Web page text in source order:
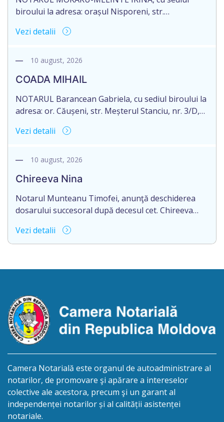
biroului la adresa: orașul Nisporeni, str.
deschiderea procedurii succesorale în urma
01.10.1954, IDNP 2002024016632, decedată la data
certificatului de moștenitor este planificată în
prealabil pentru data 11.11.2026, cu condiția
constatării cu […]
Vezi detalii
10 august, 2026
COADA MIHAIL
NOTARUL Barancean Gabriela, cu sediul biroului la
adresa: or. Căușeni, str. Meșterul Stanciu, nr. 3/D,
în urma decesului cet. COADA MIHAIL, născut la
iunie 2026. Informăm succesibilii, că conform
începând cu 01.04.2026 termenul de opțiune pentru
acceptarea sau renunțarea […]
Vezi detalii
10 august, 2026
Chireeva Nina
Notarul Munteanu Timofei, anunţă deschiderea
dosarului succesoral după decesul cet. Chireeva
2005015046757, decedată la 10.04.2026, cu ultimul
domiciliu în mun Cahul, str. C. Negruzzi nr. 32, ap.
perfectarea drepturilor succesorale cu eliberarea
termen de 12 luni, din […]
Vezi detalii
Camera Notarială este organul de autoadministrare al
notarilor, de promovare şi apărare a intereselor
colective ale acestora, precum şi un garant al
independenței notarilor și al calității asistenței
notariale.